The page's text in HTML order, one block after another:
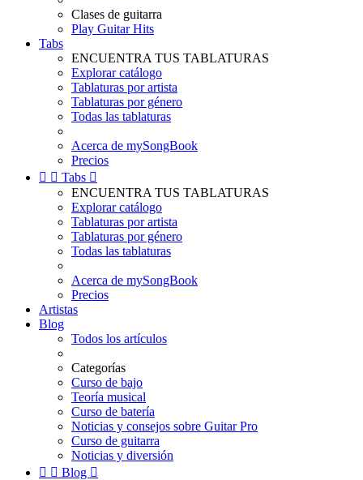
Clases de guitarra
Play Guitar Hits
Tabs
ENCUENTRA TUS TABLATURAS
Explorar catálogo
Tablaturas por artista
Tablaturas por género
Todas las tablaturas
Acerca de mySongBook
Precios
  Tabs 
ENCUENTRA TUS TABLATURAS
Explorar catálogo
Tablaturas por artista
Tablaturas por género
Todas las tablaturas
Acerca de mySongBook
Precios
Artistas
Blog
Todos los artículos
Categorías
Curso de bajo
Teoría musical
Curso de batería
Noticias y consejos sobre Guitar Pro
Curso de guitarra
Noticias y diversión
  Blog 